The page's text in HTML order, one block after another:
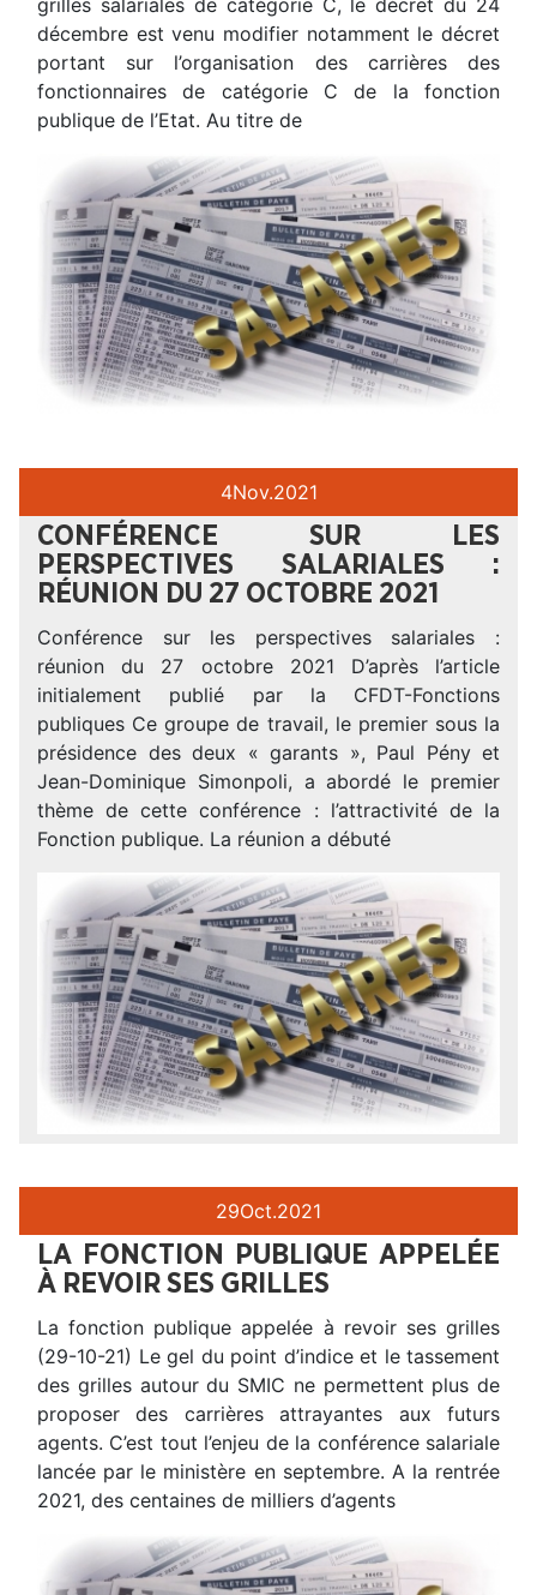
grilles salariales de catégorie C, le décret du 24
décembre est venu modifier notamment le décret
portant sur l’organisation des carrières des
fonctionnaires de catégorie C de la fonction
publique de l’Etat. Au titre de
4Nov.2021
CONFÉRENCE SUR LES
PERSPECTIVES SALARIALES :
RÉUNION DU 27 OCTOBRE 2021
Conférence sur les perspectives salariales :
réunion du 27 octobre 2021 D’après l’article
initialement publié par la CFDT-Fonctions
publiques Ce groupe de travail, le premier sous la
présidence des deux « garants », Paul Pény et
Jean-Dominique Simonpoli, a abordé le premier
thème de cette conférence : l’attractivité de la
Fonction publique. La réunion a débuté
29Oct.2021
LA FONCTION PUBLIQUE APPELÉE
À REVOIR SES GRILLES
La fonction publique appelée à revoir ses grilles
(29-10-21) Le gel du point d’indice et le tassement
des grilles autour du SMIC ne permettent plus de
proposer des carrières attrayantes aux futurs
agents. C’est tout l’enjeu de la conférence salariale
lancée par le ministère en septembre. A la rentrée
2021, des centaines de milliers d’agents